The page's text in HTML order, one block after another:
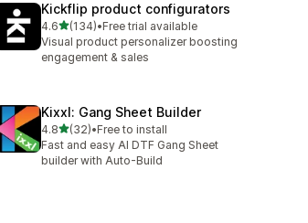
Kickflip product configurators
4.6滿分 5 顆星
(134)
共有 134 則評價
•Free trial available
Visual product personalizer boosting
engagement & sales
Kixxl: Gang Sheet Builder
4.8滿分 5 顆星
(32)
共有 32 則評價
•Free to install
Fast and easy AI DTF Gang Sheet
builder with Auto-Build